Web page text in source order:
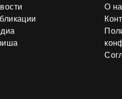
О